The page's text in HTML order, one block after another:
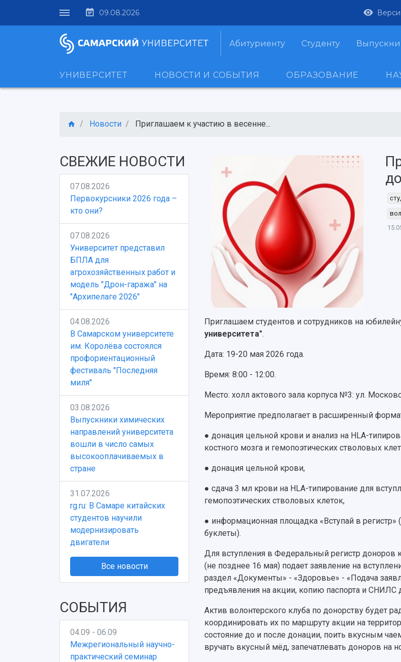
09.08.2026
Абитуриенту Студенту
УНИВЕРСИТЕТ НОВОСТИ И СОБЫТИЯ ОБРАЗОВАНИЕ
Новости Приглашаем к участию в весенне...
СВЕЖИЕ НОВОСТИ
07.08.2026
Первокурсники 2026 года –
кто они?
07.08.2026
Университет представил
БПЛА для
агрохозяйственных работ и
модель "Дрон-гаража" на
"Архипелаге 2026"
04.08.2026
В Самарском университете
им. Королёва состоялся
профориентационный
фестиваль "Последняя
миля"
03.08.2026
Выпускники химических
направлений университета
вошли в число самых
высокооплачиваемых в
стране
31.07.2026
rg.ru: В Самаре китайских
студентов научили
модернизировать
двигатели
Все новости
СОБЫТИЯ
04.09 - 06.09
Межрегиональный научно-
практический семинар
Приглашаем студентов и сотрудников на
университета".
Дата: 19-20 мая 2026 года.
Время: 8:00 - 12:00.
Место: холл актового зала корпуса №3: ул.
Мероприятие предполагает в расширенный
● донация цельной крови и анализ на HLA-
костного мозга и гемопоэтических стволовых
● донация цельной крови,
● сдача 3 мл крови на HLA-типирование для
гемопоэтических стволовых клеток,
● информационная площадка «Вступай в
буклеты).
Для вступления в Федеральный регистр доноров
(не позднее 16 мая) подает заявление на
раздел «Документы» - «Здоровье» - «Подача
предъявления на акции, копию паспорта и
Актив волонтерского клуба по донорству будет
координировать их по маршруту акции на
состояние до и после донации, поить вкусным
вручать вкусный мёд, запечатлевать доноров на